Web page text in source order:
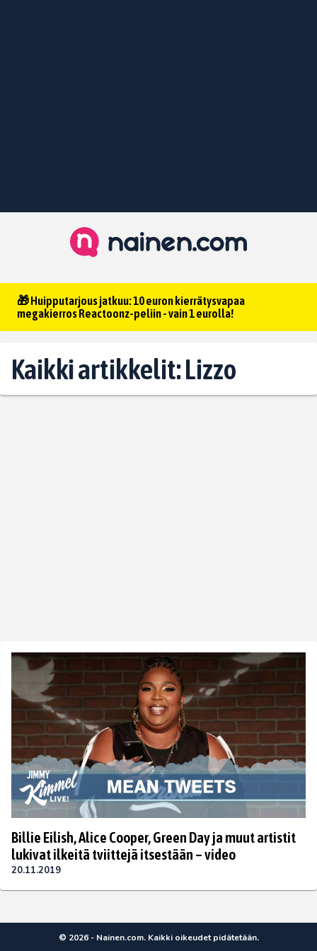
🎁 Huipputarjous jatkuu: 10 euron kierrätysvapaa
megakierros Reactoonz-peliin - vain 1 eurolla!
Kaikki artikkelit: Lizzo
Billie Eilish, Alice Cooper, Green Day ja muut artistit
lukivat ilkeitä tviittejä itsestään – video
20.11.2019
© 2026 - Nainen.com. Kaikki oikeudet pidätetään.